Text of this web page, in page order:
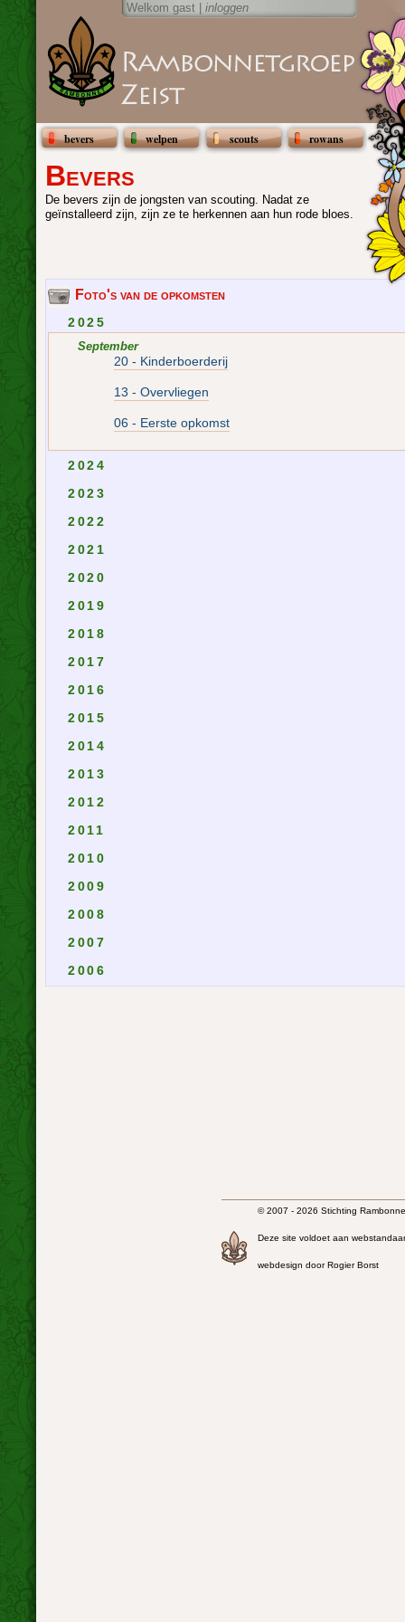
Welkom gast | inloggen
bevers welpen scouts rowans
Bevers
De bevers zijn de jongsten van scouting. Nadat ze
geïnstalleerd zijn, zijn ze te herkennen aan hun rode bloes.
Foto's van de opkomsten
2025
September
20 - Kinderboerderij
13 - Overvliegen
06 - Eerste opkomst
2024
2023
2022
2021
2020
2019
2018
2017
2016
2015
2014
2013
2012
2011
2010
2009
2008
2007
2006
© 2007 - 2026 Stichting
Deze site voldoet aan
webdesign door Rogier Borst